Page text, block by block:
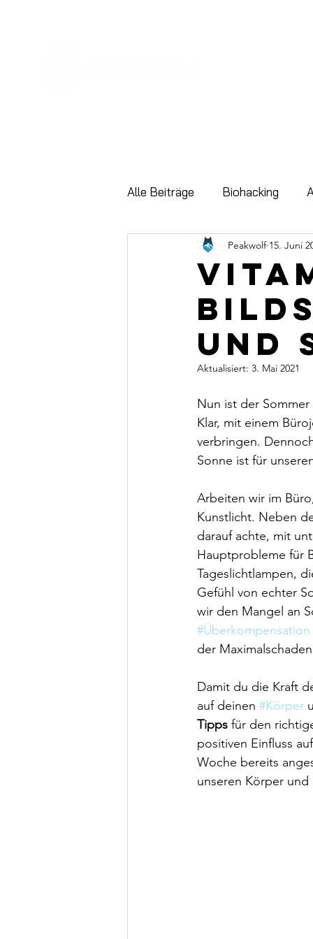
Alle Beiträge Biohacking
Minimalismus Mindset
Resilienz
und
Peakwolf 15. Juni
Aktualisiert: 3. Mai 2021
Nun ist der
Klar, mit einem
verbringen.
Sonne ist für
Arbeiten wir im
Kunstlicht. Neben
darauf achte, mit
Hauptprobleme für
Tageslichtlampen,
Gefühl von echter
wir den Mangel an
#Überkompensation
der
Damit du die Kraft
auf deinen #Körper
Tipps für den
positiven Einfluss
Woche bereits
unseren Körper